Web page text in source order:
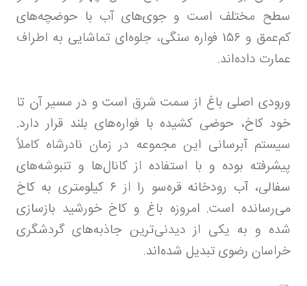
سطح مختلف است و جوی‌های آب با حوضچه‌های
کم‌عمق و ۱۵۶ فواره سنگی، جلوه‌ای تماشایی به اطراف
عمارت داده‌اند.
ورودی اصلی باغ از سمت شرق است و در مسیر آن تا
خود کاخ، حوضی کشیده با فواره‌های بلند قرار دارد.
سیستم آبرسانی این مجموعه در زمان نادرشاه کاملاً
پیشرفته بوده و با استفاده از کانال‌ها و تنبوشه‌های
سفالی، آب رودخانه قره‌سو را از ۶ کیلومتری به کاخ
می‌رسانده است. امروزه باغ و کاخ خورشید بازسازی
شده و به یکی از دیدنی‌ترین جاذبه‌های گردشگری
خراسان رضوی تبدیل شده‌اند.